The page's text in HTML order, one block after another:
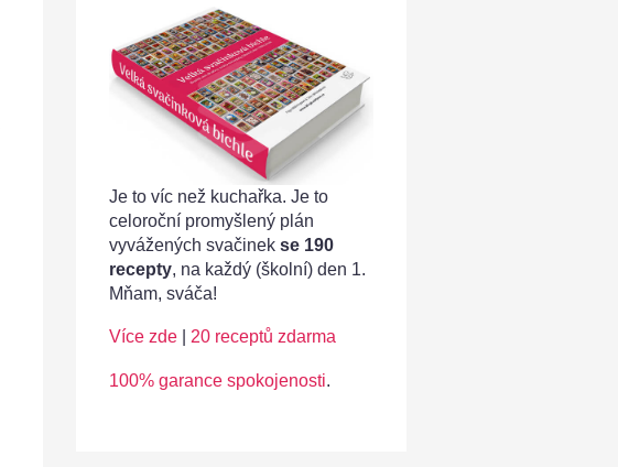
Je to víc než kuchařka. Je to
celoroční promyšlený plán
vyvážených svačinek se 190
recepty, na každý (školní) den 1.
Mňam, sváča!
Více zde 20 receptů zdarma
100% garance spokojenosti.